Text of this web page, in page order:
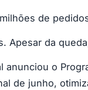
de
Apesar da
o
de junho,